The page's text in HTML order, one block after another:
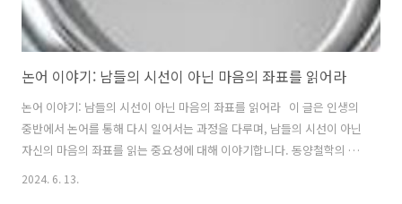
논어 이야기: 남들의 시선이 아닌 마음의 좌표를 읽어라
논어 이야기: 남들의 시선이 아닌 마음의 좌표를 읽어라 이 글은 인생의
중반에서 논어를 통해 다시 일어서는 과정을 다루며, 남들의 시선이 아닌
자신의 마음의 좌표를 읽는 중요성에 대해 이야기합니다. 동양철학의 지
혜를 통해 자신의 삶을 다시 조명하고, 더 나은 방향으로 나아가는 방법
2024. 6. 13.